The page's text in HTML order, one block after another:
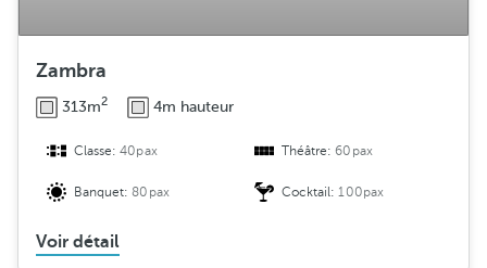
Zambra
313m2 4m hauteur
Classe:40pax Théâtre:60pax
Banquet:80pax Cocktail:100pax
Voir détail